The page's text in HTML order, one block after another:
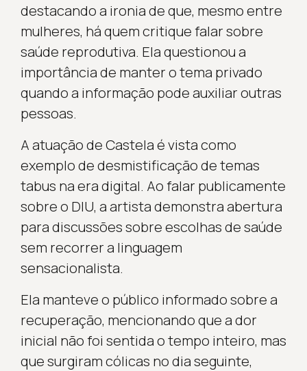
destacando a ironia de que, mesmo entre
mulheres, há quem critique falar sobre
saúde reprodutiva. Ela questionou a
importância de manter o tema privado
quando a informação pode auxiliar outras
pessoas.
A atuação de Castela é vista como
exemplo de desmistificação de temas
tabus na era digital. Ao falar publicamente
sobre o DIU, a artista demonstra abertura
para discussões sobre escolhas de saúde
sem recorrer a linguagem
sensacionalista.
Ela manteve o público informado sobre a
recuperação, mencionando que a dor
inicial não foi sentida o tempo inteiro, mas
que surgiram cólicas no dia seguinte,